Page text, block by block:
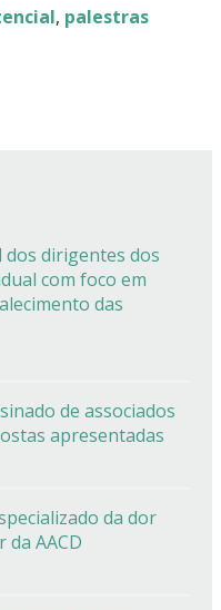
, palestras
dirigentes dos
com foco em
das
de associados
apresentadas
da dor
AACD